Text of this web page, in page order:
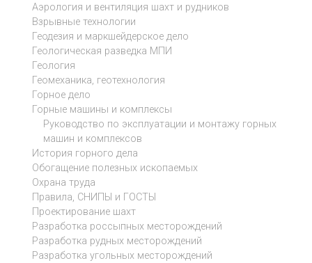
Аэрология и вентиляция шахт и рудников
Взрывные технологии
Геодезия и маркшейдерское дело
Геологическая разведка МПИ
Геология
Геомеханика, геотехнология
Горное дело
Горные машины и комплексы
Руководство по эксплуатации и монтажу горных
машин и комплексов
История горного дела
Обогащение полезных ископаемых
Охрана труда
Правила, СНИПЫ и ГОСТЫ
Проектирование шахт
Разработка россыпных месторождений
Разработка рудных месторождений
Разработка угольных месторождений